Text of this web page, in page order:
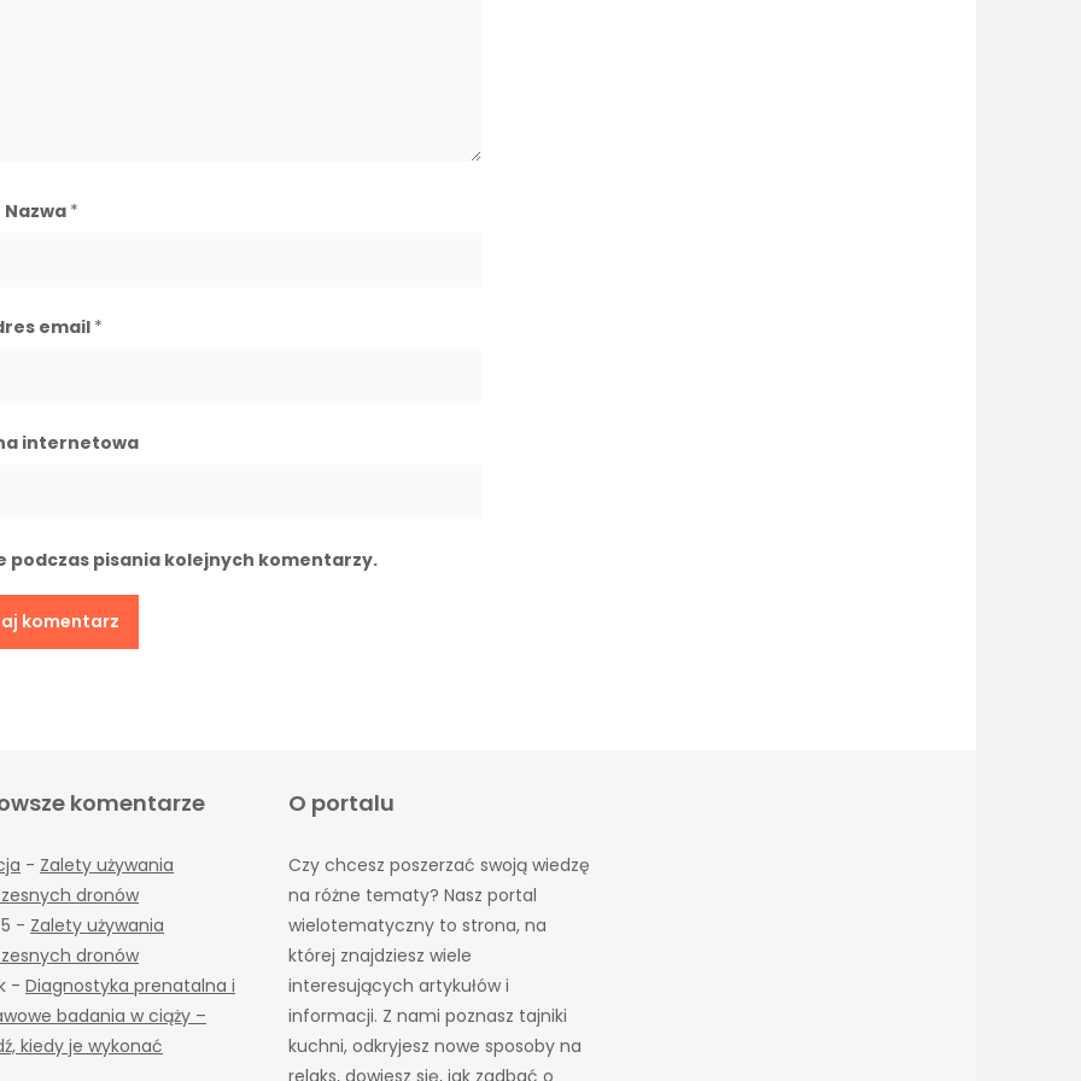
Nazwa *
email*
internetowa
podczas pisania kolejnych komentarzy.
komentarze
- Zalety używania
dronów
- Zalety używania
dronów
- Diagnostyka prenatalna i
badania w ciąży –
kiedy je wykonać
O portalu
Czy chcesz poszerzać swoją wiedzę
na różne tematy? Nasz portal
wielotematyczny to strona, na
której znajdziesz wiele
interesujących artykułów i
informacji. Z nami poznasz tajniki
kuchni, odkryjesz nowe sposoby na
relaks, dowiesz się, jak zadbać o